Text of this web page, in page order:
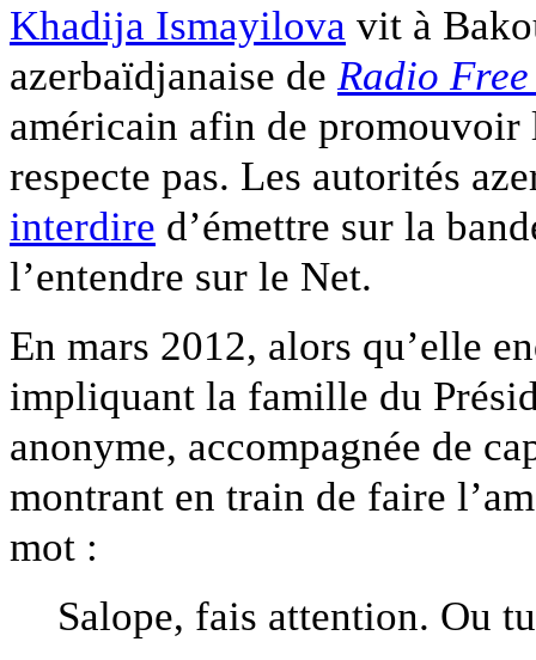
Khadija Ismayilova vit à
azerbaïdjanaise de Radio
américain afin de promouvoir
respecte pas. Les autorités
interdire d’émettre sur la
l’entendre sur le Net.
En mars 2012, alors qu’elle
impliquant la famille du
anonyme, accompagnée de
montrant en train de faire
mot :
Salope, fais attention. Ou